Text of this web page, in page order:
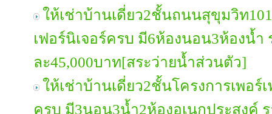
ให้เช่าบ้านเดี่ยว2ชั้นถนนสุขุมวิท
เฟอร์นิเจอร์ครบ มี6ห้องนอน3ห้องน้ำ
ละ45,000บาท[สระว่ายน้ำส่วนตัว]
ให้เช่าบ้านเดี่ยว2ชั้นโครงการเพอร์
ครบ มี3นอน3น้ำ2ห้องอเนกประสงค์